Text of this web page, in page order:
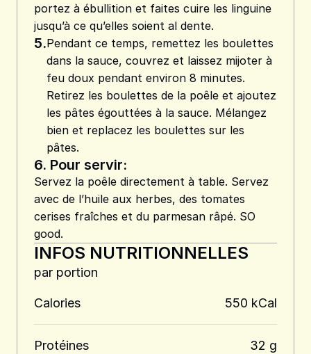
portez à ébullition et faites cuire les linguine
jusqu’à ce qu’elles soient al dente.
5.Pendant ce temps, remettez les boulettes
dans la sauce, couvrez et laissez mijoter à
feu doux pendant environ 8 minutes.
Retirez les boulettes de la poêle et ajoutez
les pâtes égouttées à la sauce. Mélangez
bien et replacez les boulettes sur les
pâtes.
6. Pour servir:
Servez la poêle directement à table. Servez
avec de l’huile aux herbes, des tomates
cerises fraîches et du parmesan râpé. SO
good.
INFOS NUTRITIONNELLES
par portion
Calories 550 kCal
Protéines 32 g